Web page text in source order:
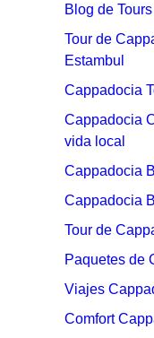
Blog de
Tour de
Estambul
Cappadocia
Cappadocia
vida local
Cappadocia
Cappadocia
Tour de
Paquetes de
Viajes
Comfort